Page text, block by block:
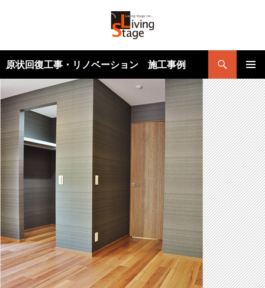
原状回復工事・リノベーション 施工事例
索
メインメ
ニュー
テ
ン
ツ
へ
キ
ッ